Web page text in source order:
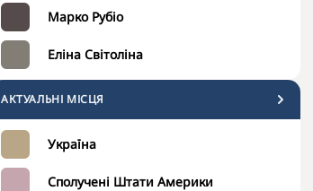
Марко Рубіо
Еліна Світоліна
АКТУАЛЬНІ МІСЦЯ
Україна
Сполучені Штати Америки